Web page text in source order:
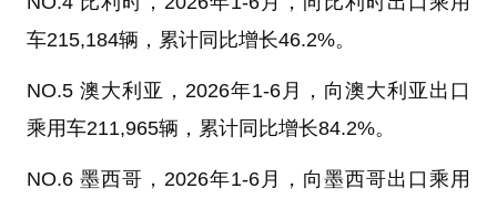
车215,184辆，累计同比增长46.2%。
NO.5 澳大利亚，2026年1-6月，向澳大利亚出口
乘用车211,965辆，累计同比增长84.2%。
NO.6 墨西哥，2026年1-6月，向墨西哥出口乘用